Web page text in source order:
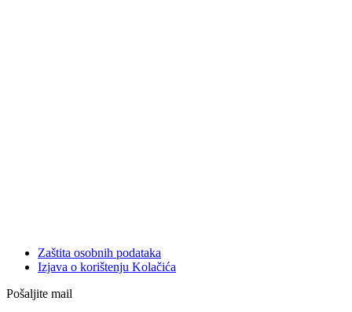
Zaštita osobnih podataka
Izjava o korištenju Kolačića
Pošaljite mail